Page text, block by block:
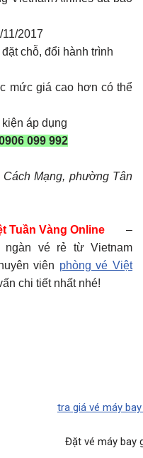
2017
chỗ, đổi hành trình
mức giá cao hơn có thể
áp dụng
099 992
Cách Mạng, phường Tân
Tuần Vàng Online –
vé rẻ từ Vietnam
viên phòng vé Việt
chi tiết nhất nhé!